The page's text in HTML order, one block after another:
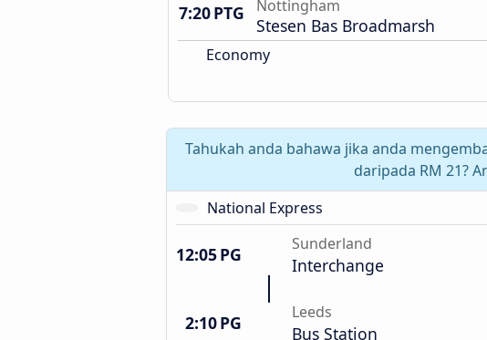
7:20 PTG
Nottingham
Stesen Bas Broadmarsh
Economy
Tahukah anda bahawa jika anda
daripada RM 21?
National Express
12:05 PG Sunderland
Interchange
2:10 PG Leeds
Bus Station